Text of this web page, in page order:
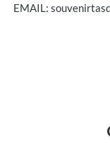
EMAIL: